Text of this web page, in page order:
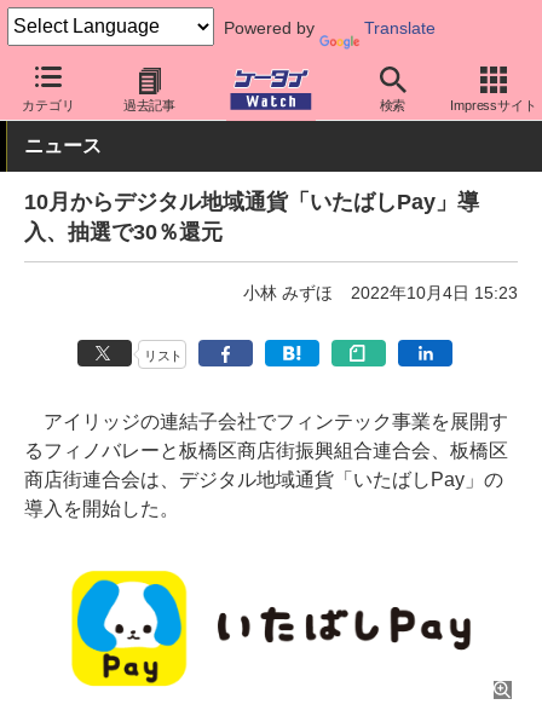
Powered by Translate
カテゴリ 過去記事 検索 Impressサイト
ケータイ Watch アプリ・サービス 決済/金融
ニュース
10月からデジタル地域通貨「いたばしPay」導
入、抽選で30％還元
小林 みずほ 2022年10月4日 15:23
リスト
アイリッジの連結子会社でフィンテック事業を展開す
るフィノバレーと板橋区商店街振興組合連合会、板橋区
商店街連合会は、デジタル地域通貨「いたばしPay」の
導入を開始した。